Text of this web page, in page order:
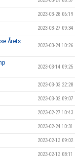
2023-03-28 06:19
2023-03-27 09:34
Årets
2023-03-24 10:26
2023-03-14 09:25
2023-03-03 22:28
2023-03-02 09:07
2023-02-27 10:43
2023-02-24 10:31
2023-02-13 09:02
2023-02-13 08:11